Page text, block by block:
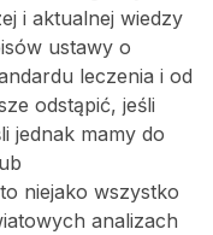
i aktualnej wiedzy
ustawy o
leczenia i od
odstąpić, jeśli
jednak mamy do
niejako wszystko
analizach